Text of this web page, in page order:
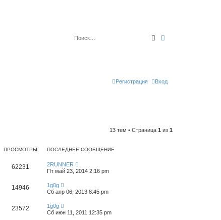
Поиск
Вход
Регистрация
13 тем • Страница 1 из 1
ПРОСМОТРЫ ПОСЛЕДНЕЕ СООБЩЕНИЕ
62231
2RUNNER
Пт май 23, 2014 2:16 pm
14946
1g0g
Сб апр 06, 2013 8:45 pm
23572
1g0g
Сб июн 11, 2011 12:35 pm